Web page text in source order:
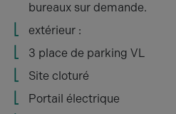
bureaux sur demande.
extérieur :
3 place de parking VL
Site cloturé
Portail électrique